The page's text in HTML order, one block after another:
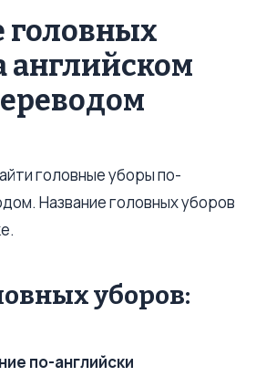
головных
английском
головные уборы по-
Название головных уборов
уборов:
по-английски